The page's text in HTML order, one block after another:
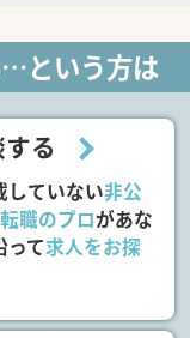
という方は
る
していない非公
転職のプロがあな
って求人をお探